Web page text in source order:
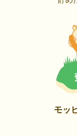
モッ